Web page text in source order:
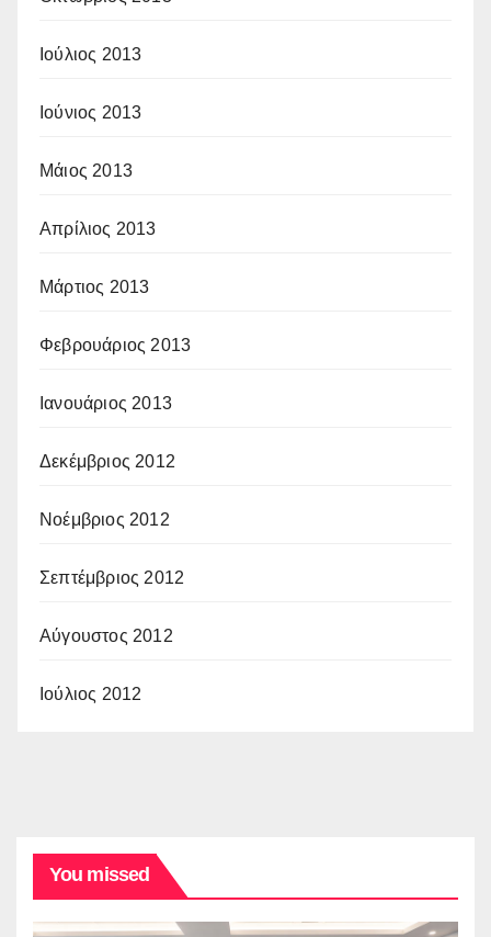
Ιούλιος 2013
Ιούνιος 2013
Μάιος 2013
Απρίλιος 2013
Μάρτιος 2013
Φεβρουάριος 2013
Ιανουάριος 2013
Δεκέμβριος 2012
Νοέμβριος 2012
Σεπτέμβριος 2012
Αύγουστος 2012
Ιούλιος 2012
You missed